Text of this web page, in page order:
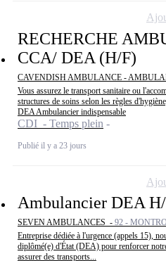
RECHERCHE
CCA/ DEA (H/F)
CAVENDISH AMBULANCE -
Vous assurez le transport sanitaire ou
structures de soins selon les règles
DEA Ambulancier indispensable
CDI - Temps plein
Publié il y a 23 jours
Ambulancier DEA
SEVEN AMBULANCES - 92 -
Entreprise dédiée à l'urgence (appels 15),
diplômé(e) d'État (DEA) pour renforcer
assurer des transports...